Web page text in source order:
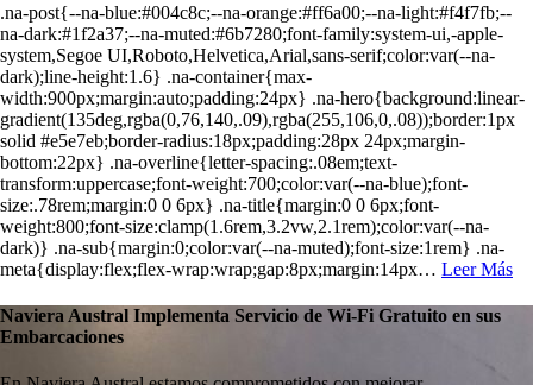
.na-post{--na-blue:#004c8c;--na-orange:#ff6a00;--na-light:#f4f7fb;--
na-dark:#1f2a37;--na-muted:#6b7280;font-family:system-ui,-apple-
system,Segoe UI,Roboto,Helvetica,Arial,sans-serif;color:var(--na-
dark);line-height:1.6} .na-container{max-
width:900px;margin:auto;padding:24px} .na-hero{background:linear-
gradient(135deg,rgba(0,76,140,.09),rgba(255,106,0,.08));border:1px
solid #e5e7eb;border-radius:18px;padding:28px 24px;margin-
bottom:22px} .na-overline{letter-spacing:.08em;text-
transform:uppercase;font-weight:700;color:var(--na-blue);font-
size:.78rem;margin:0 0 6px} .na-title{margin:0 0 6px;font-
weight:800;font-size:clamp(1.6rem,3.2vw,2.1rem);color:var(--na-
dark)} .na-sub{margin:0;color:var(--na-muted);font-size:1rem} .na-
meta{display:flex;flex-wrap:wrap;gap:8px;margin:14px… Leer Más
Naviera Austral Implementa Servicio de Wi-Fi Gratuito en sus
Embarcaciones